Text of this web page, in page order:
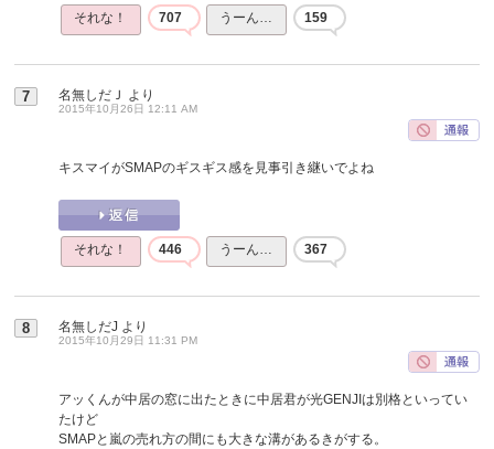
それな！ 707 うーん… 159
7 名無しだＪ より
2015年10月26日 12:11 AM
キスマイがSMAPのギスギス感を見事引き継いでよね
それな！ 446 うーん… 367
8 名無しだJ より
2015年10月29日 11:31 PM
アッくんが中居の窓に出たときに中居君が光GENJIは別格といってい
たけど
SMAPと嵐の売れ方の間にも大きな溝があるきがする。